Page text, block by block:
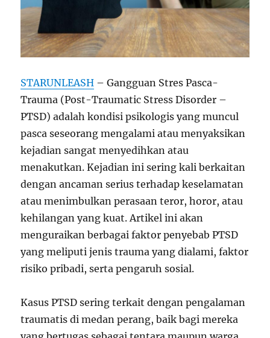
STARUNLEASH – Gangguan Stres Pasca-
Trauma (Post-Traumatic Stress Disorder –
PTSD) adalah kondisi psikologis yang muncul
pasca seseorang mengalami atau menyaksikan
kejadian sangat menyedihkan atau
menakutkan. Kejadian ini sering kali berkaitan
dengan ancaman serius terhadap keselamatan
atau menimbulkan perasaan teror, horor, atau
kehilangan yang kuat. Artikel ini akan
menguraikan berbagai faktor penyebab PTSD
yang meliputi jenis trauma yang dialami, faktor
risiko pribadi, serta pengaruh sosial.
Kasus PTSD sering terkait dengan pengalaman
traumatis di medan perang, baik bagi mereka